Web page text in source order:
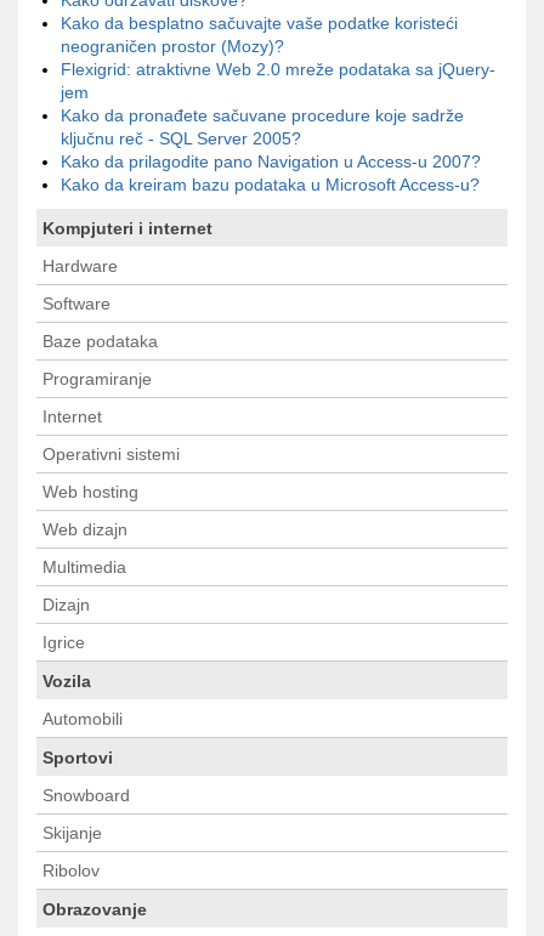
Kako da besplatno sačuvajte vaše podatke koristeći
neograničen prostor (Mozy)?
Flexigrid: atraktivne Web 2.0 mreže podataka sa jQuery-
jem
Kako da pronađete sačuvane procedure koje sadrže
ključnu reč - SQL Server 2005?
Kako da prilagodite pano Navigation u Access-u 2007?
Kako da kreiram bazu podataka u Microsoft Access-u?
Kompjuteri i internet
Hardware
Software
Baze podataka
Programiranje
Internet
Operativni sistemi
Web hosting
Web dizajn
Multimedia
Dizajn
Igrice
Vozila
Automobili
Sportovi
Snowboard
Skijanje
Ribolov
Obrazovanje